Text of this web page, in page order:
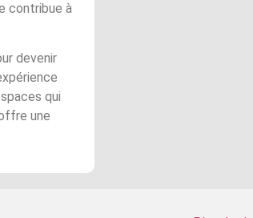
contribue à
devenir
qui
une